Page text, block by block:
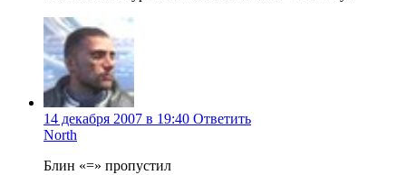
14 декабря 2007 в 19:40 Ответить
North
Блин «=» пропустил